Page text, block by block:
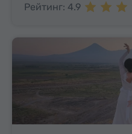
Рейтинг: 4.9